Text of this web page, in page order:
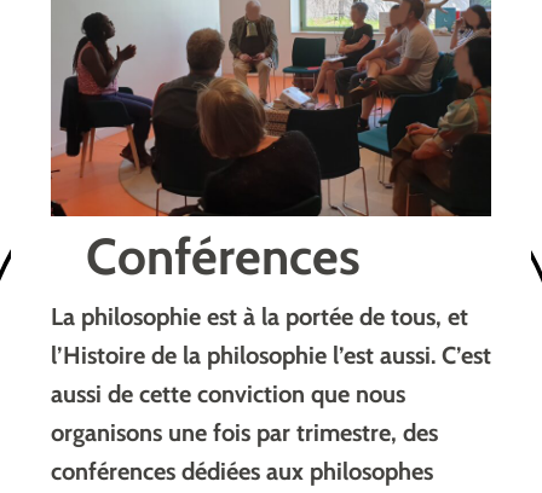
Conférences
La philosophie est à la portée de tous, et
l’Histoire de la philosophie l’est aussi. C’est
aussi de cette conviction que nous
organisons une fois par trimestre, des
conférences dédiées aux philosophes